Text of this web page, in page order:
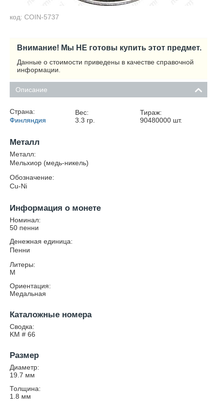
код: COIN-5737
Внимание! Мы НЕ готовы купить этот предмет.
Данные о стоимости приведены в качестве справочной
информации.
Описание
Страна:
Финляндия
Вес:
3.3 гр.
Тираж:
90480000 шт.
Металл
Металл:
Мельхиор (медь-никель)
Обозначение:
Cu-Ni
Информация о монете
Номинал:
50 пенни
Денежная единица:
Пенни
Литеры:
М
Ориентация:
Медальная
Каталожные номера
Сводка:
KM # 66
Размер
Диаметр:
19.7 мм
Толщина:
1.8 мм